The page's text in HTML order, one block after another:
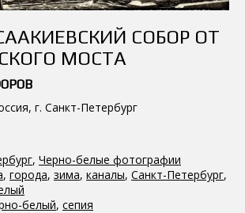
СОБОР ОТ
МОСТА
г. Санкт-Петербург
, Черно-белые фотографии
, города, зима, каналы, Санкт-Петербург,
белый, сепия